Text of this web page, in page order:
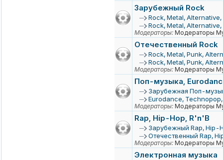
Зарубежный Rock
Rосk, Mеtаl,
Rосk, Mеtаl,
Модераторы: Модераторы
Отечественный Rock
Rосk, Metal, Punk,
Rосk, Metal, Punk,
Модераторы: Модераторы
Поп-музыка,
Зарубежная Поп-
Eurodance,
Модераторы: Модераторы
Rap, Hip-Hop, R'n'B
Зарубежный Rap, Hip-
Отечественный Rap,
Модераторы: Модераторы
Электронная музыка